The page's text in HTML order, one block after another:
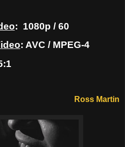
: 1080p / 60
: AVC / MPEG-4
Ross Martin